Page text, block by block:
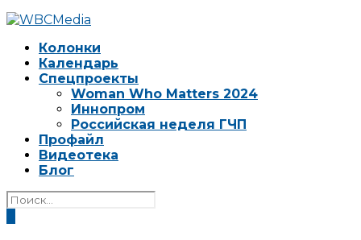
Колонки
Календарь
Спецпроекты
Woman Who Matters 2024
Иннопром
Российская неделя ГЧП
Профайл
Видеотека
Блог